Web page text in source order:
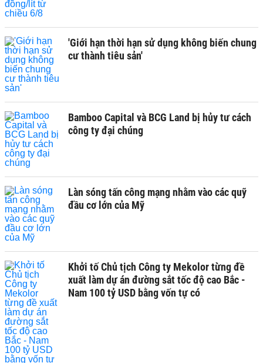
'Giới hạn thời hạn sử dụng không biến chung
cư thành tiêu sản'
Bamboo Capital và BCG Land bị hủy tư cách
công ty đại chúng
Làn sóng tấn công mạng nhằm vào các quỹ
đầu cơ lớn của Mỹ
Khởi tố Chủ tịch Công ty Mekolor từng đề
xuất làm dự án đường sắt tốc độ cao Bắc -
Nam 100 tỷ USD bằng vốn tự có